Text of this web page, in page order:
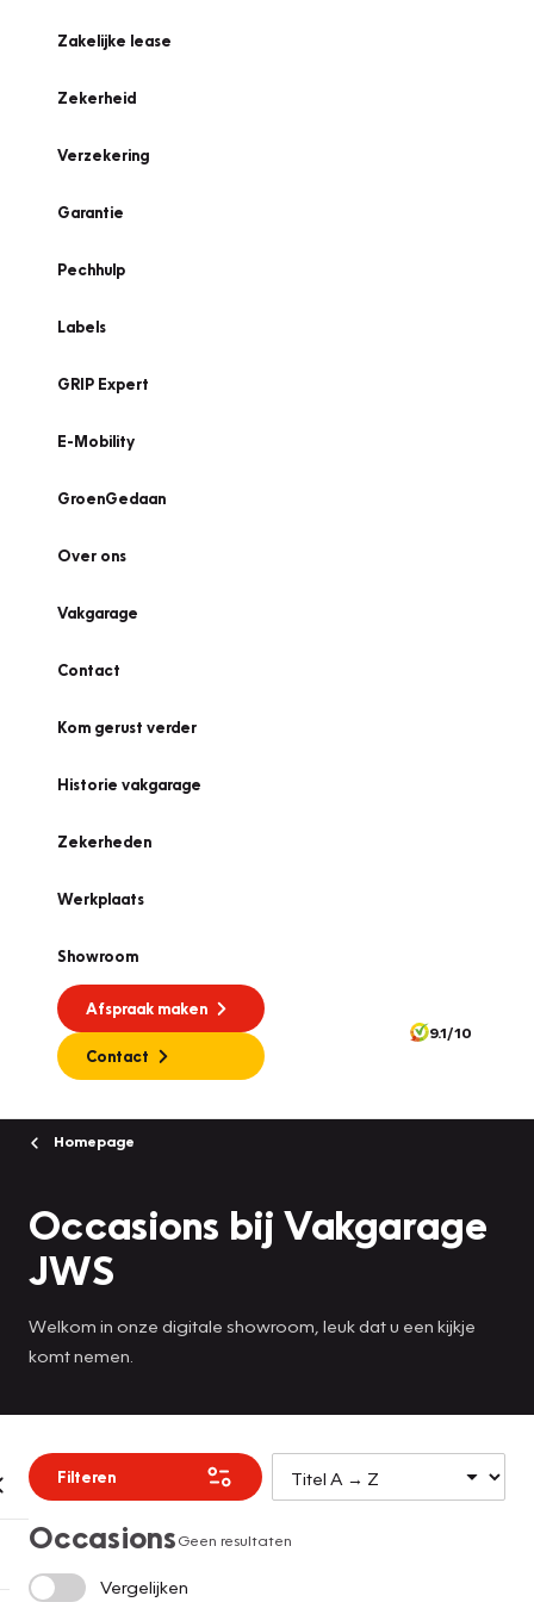
Zakelijke lease
Zekerheid
Verzekering
Garantie
Pechhulp
Labels
GRIP Expert
E-Mobility
GroenGedaan
Over ons
Vakgarage
Contact
Kom gerust verder
Historie vakgarage
Zekerheden
Werkplaats
Showroom
Afspraak maken
Contact
9.1/10
Homepage
Occasions bij Vakgarage
JWS
Welkom in onze digitale showroom, leuk dat u een kijkje
komt nemen.
Filteren
OccasionsGeen resultaten
Vergelijken